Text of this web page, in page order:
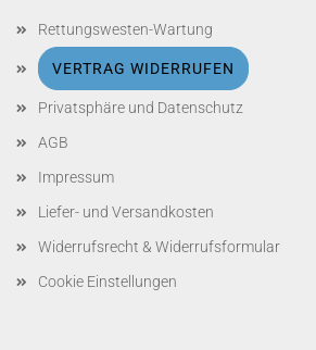
Rettungswesten-Wartung
VERTRAG WIDERRUFEN
Privatsphäre und Datenschutz
AGB
Impressum
Liefer- und Versandkosten
Widerrufsrecht & Widerrufsformular
Cookie Einstellungen